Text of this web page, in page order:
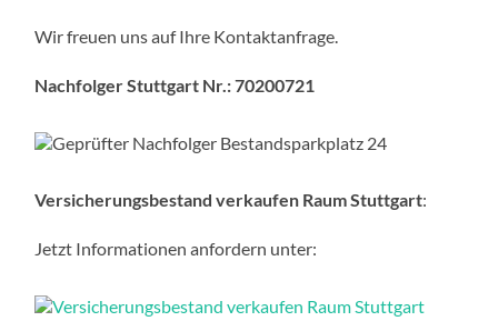
Wir freuen uns auf Ihre Kontaktanfrage.
Nachfolger Stuttgart Nr.:70200721
Versicherungsbestand verkaufen Raum Stuttgart:
Jetzt Informationen anfordern unter: